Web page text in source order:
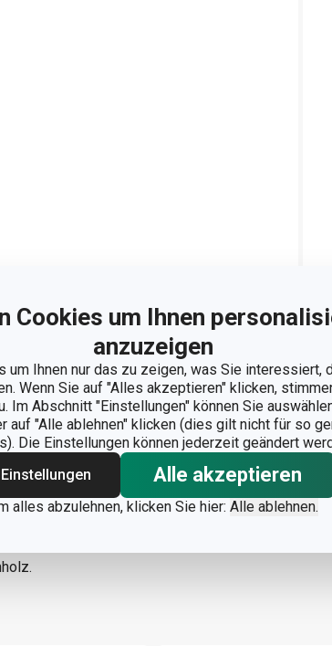
Cookies um Ihnen
anzuzeigen
um Ihnen nur das zu zeigen, was Sie interessiert,
Wenn Sie auf "Alles akzeptieren" klicken,
Im Abschnitt "Einstellungen" können Sie
auf "Alle ablehnen" klicken (dies gilt nicht für so
Die Einstellungen können jederzeit geändert
Einstellungen
Alle akzeptieren
alles abzulehnen, klicken Sie hier: Alle ablehnen.
aus Holzsind vielseitig einsetzbar.
da die Oberfläche nicht beschädigt